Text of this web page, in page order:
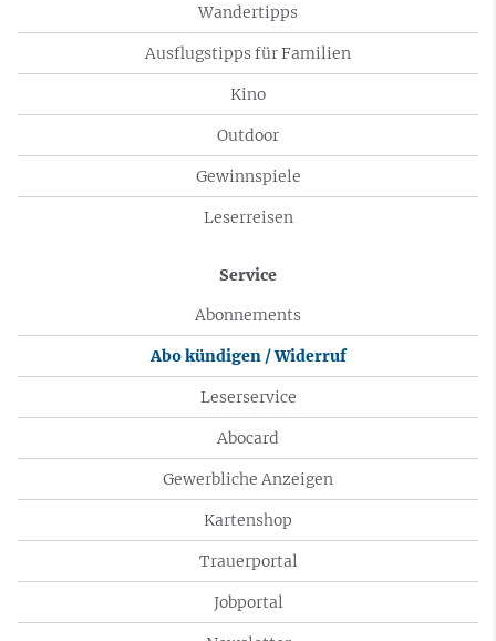
Wandertipps
Ausflugstipps für Familien
Kino
Outdoor
Gewinnspiele
Leserreisen
Service
Abonnements
Abo kündigen / Widerruf
Leserservice
Abocard
Gewerbliche Anzeigen
Kartenshop
Trauerportal
Jobportal